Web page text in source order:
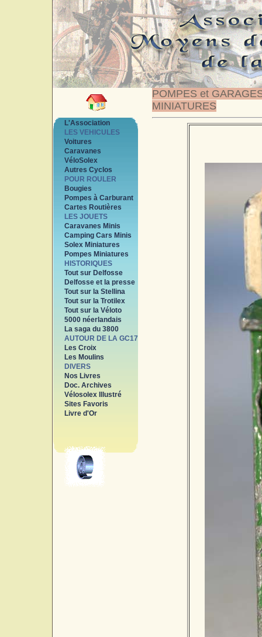
POMPES et
MINIATURES
L'Association
LES VEHICULES
Voitures
Caravanes
VéloSolex
Autres Cyclos
POUR ROULER
Bougies
Pompes à Carburant
Cartes Routières
LES JOUETS
Caravanes Minis
Camping Cars Minis
Solex Miniatures
Pompes Miniatures
HISTORIQUES
Tout sur Delfosse
Delfosse et la presse
Tout sur la Stellina
Tout sur la Trotilex
Tout sur la Véloto
5000 néerlandais
La saga du 3800
AUTOUR DE LA GC17
Les Croix
Les Moulins
DIVERS
Nos Livres
Doc. Archives
Vélosolex Illustré
Sites Favoris
Livre d'Or